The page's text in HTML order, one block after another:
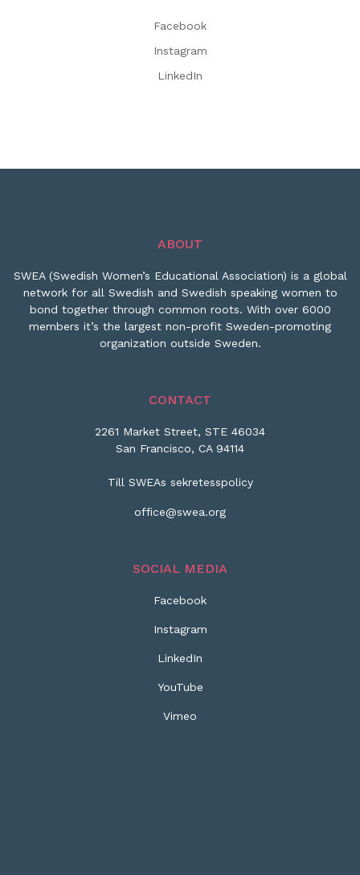
Facebook
Instagram
LinkedIn
ABOUT
SWEA (Swedish Women’s Educational Association) is a global
network for all Swedish and Swedish speaking women to
bond together through common roots. With over 6000
members it’s the largest non-profit Sweden-promoting
organization outside Sweden.
CONTACT
2261 Market Street, STE 46034
San Francisco, CA 94114
Till SWEAs sekretesspolicy
office@swea.org
SOCIAL MEDIA
Facebook
Instagram
LinkedIn
YouTube
Vimeo